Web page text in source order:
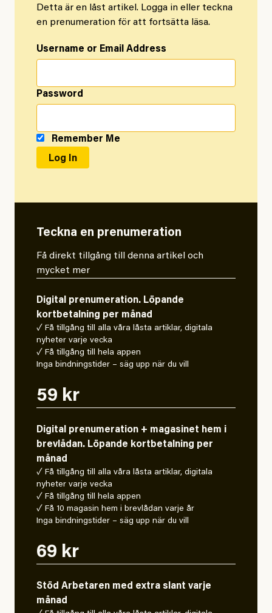
Detta är en låst artikel. Logga in eller teckna
en prenumeration för att fortsätta läsa.
Username or Email Address
Password
Remember Me
Teckna en prenumeration
Få direkt tillgång till denna artikel och
mycket mer
Digital prenumeration. Löpande
kortbetalning per månad
✓ Få tillgång till alla våra låsta artiklar, digitala
nyheter varje vecka
✓ Få tillgång till hela appen
Inga bindningstider – säg upp när du vill
59 kr
Digital prenumeration + magasinet hem i
brevlådan. Löpande kortbetalning per
månad
✓ Få tillgång till alla våra låsta artiklar, digitala
nyheter varje vecka
✓ Få tillgång till hela appen
✓ Få 10 magasin hem i brevlådan varje år
Inga bindningstider – säg upp när du vill
69 kr
Stöd Arbetaren med extra slant varje
månad